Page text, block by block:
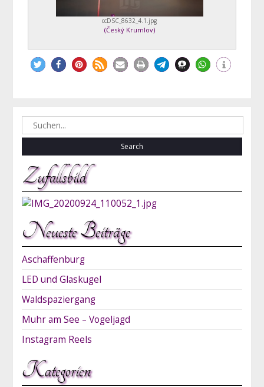
ccDSC_8632_4.1.jpg
(Český Krumlov)
Search
for:
Zufallsbild
Neueste Beiträge
Aschaffenburg
LED und Glaskugel
Waldspaziergang
Muhr am See – Vogeljagd
Instagram Reels
Kategorien